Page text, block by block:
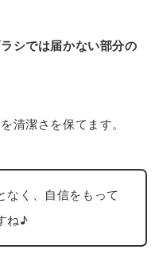
シでは届かない部分の
清潔さを保てます。
なく、自信をもって
ね♪